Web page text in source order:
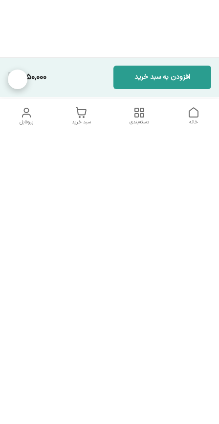
1,950,000 افزودن به سبد خرید
پروفایل سبد خرید دسته‌بندی خانه